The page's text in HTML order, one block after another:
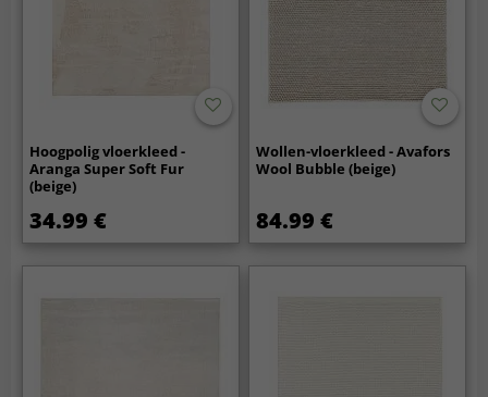
Hoogpolig vloerkleed -
Aranga Super Soft Fur
(beige)
34.99 €
Wollen-vloerkleed - Avafors
Wool Bubble (beige)
84.99 €